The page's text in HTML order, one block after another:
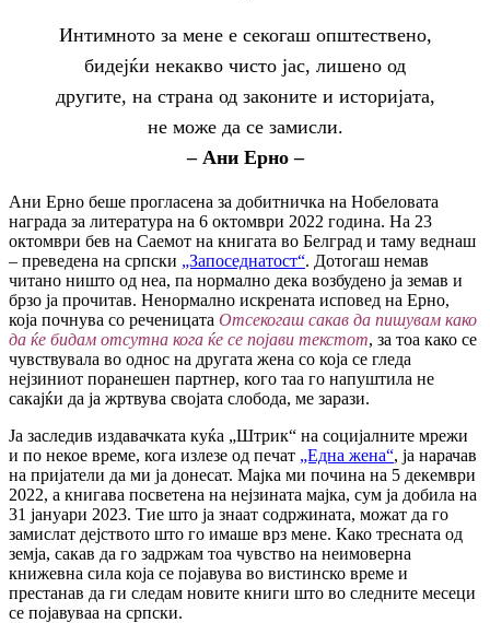
Интимното за мене е секогаш општествено,
бидејќи некакво чисто јас, лишено од
другите, на страна од законите и историјата,
не може да се замисли.
– Ани Ерно–
Ани Ерно беше прогласена за добитничка на Нобеловата
награда за литература на 6 октомври 2022 година. На 23
октомври бев на Саемот на книгата во Белград и таму веднаш
– преведена на српски „Запоседнатост“. Дотогаш немав
читано ништо од неа, па нормално дека возбудено ја земав и
брзо ја прочитав. Ненормално искрената исповед на Ерно,
која почнува со реченицата Отсекогаш сакав да пишувам како
да ќе бидам отсутна кога ќе се појави текстот, за тоа како се
чувствувала во однос на другата жена со која се гледа
нејзиниот поранешен партнер, кого таа го напуштила не
сакајќи да ја жртвува својата слобода, ме зарази.
Ја заследив издавачката куќа „Штрик“ на социјалните мрежи
и по некое време, кога излезе од печат „Една жена“, ја нарачав
на пријатели да ми ја донесат. Мајка ми почина на 5 декември
2022, а книгава посветена на нејзината мајка, сум ја добила на
31 јануари 2023. Тие што ја знаат содржината, можат да го
замислат дејството што го имаше врз мене. Како тресната од
земја, сакав да го задржам тоа чувство на неимоверна
книжевна сила која се појавува во вистинско време и
престанав да ги следам новите книги што во следните месеци
се појавуваа на српски.